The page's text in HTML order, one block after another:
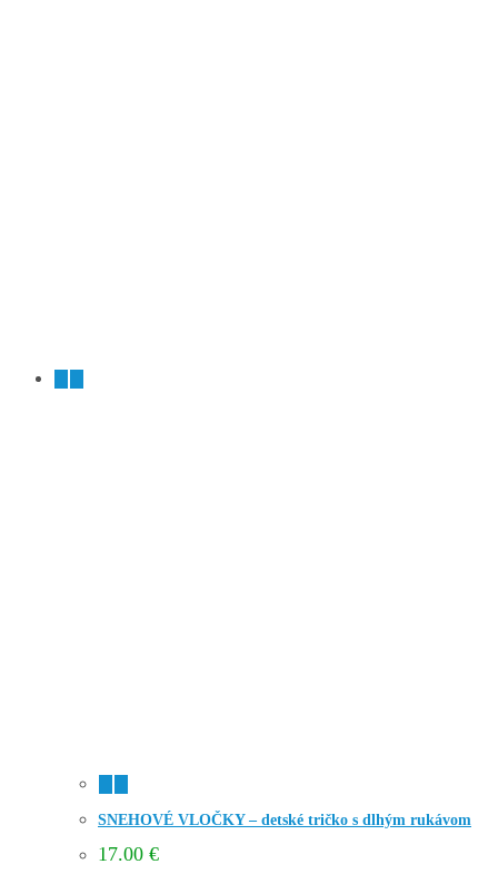
SNEHOVÉ VLOČKY – detské tričko s dlhým rukávom
17.00 €